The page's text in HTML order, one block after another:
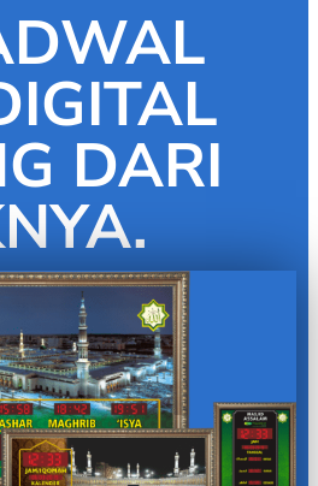
DARI